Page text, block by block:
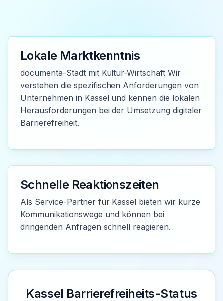
Lokale Marktkenntnis
documenta-Stadt mit Kultur-Wirtschaft Wir
verstehen die spezifischen Anforderungen von
Unternehmen in Kassel und kennen die lokalen
Herausforderungen bei der Umsetzung digitaler
Barrierefreiheit.
Schnelle Reaktionszeiten
Als Service-Partner für Kassel bieten wir kurze
Kommunikationswege und können bei
dringenden Anfragen schnell reagieren.
Kassel Barrierefreiheits-Status